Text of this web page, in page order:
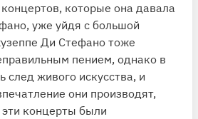
которые она давала
уже уйдя с большой
Ди Стефано тоже
пением, однако в
след живого искусства, и
они производят,
концерты были